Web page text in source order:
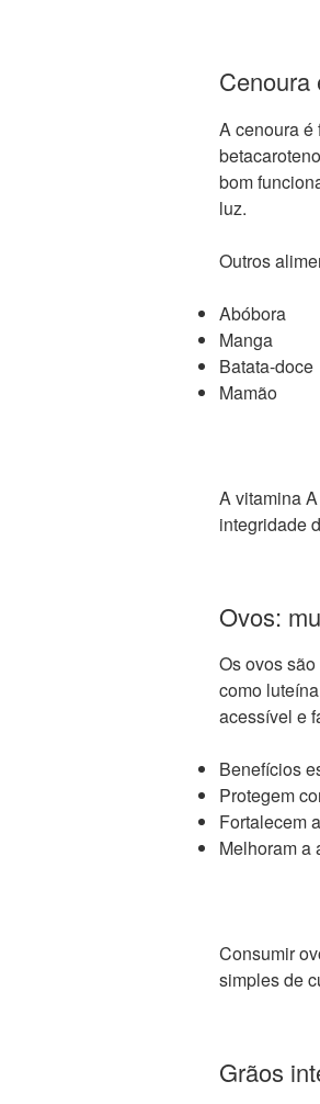
Cenoura
A cenoura é
bom
luz.
Outros
Abóbora
Manga
Batata-doce
Mamão
A vitamina
integridade
Ovos:
Os ovos
como
acessível e
Benefícios
Protegem
Fortalecem
Melhoram a
Consumir
simples de
Grãos